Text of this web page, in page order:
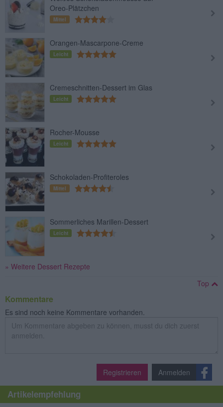
Oreo-Plätzchen
Mittel
Orangen-Mascarpone-Creme
Leicht
Cremeschnitten-Dessert im Glas
Leicht
Rocher-Mousse
Leicht
Schokoladen-Profiteroles
Mittel
Sommerliches Marillen-Dessert
Leicht
» Weitere Dessert Rezepte
Top
Kommentare
Es sind noch keine Kommentare vorhanden.
Registrieren Anmelden
Artikelempfehlung